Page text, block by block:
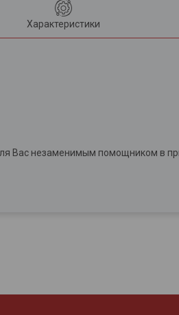
Характеристики
Вас незаменимым помощником в